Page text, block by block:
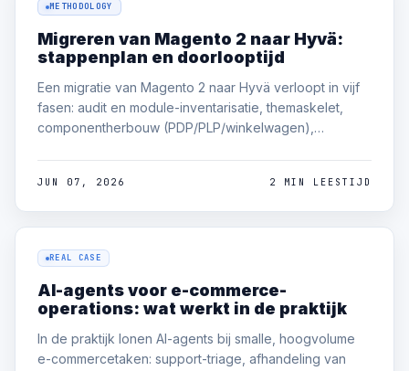
METHODOLOGY
Migreren van Magento 2 naar Hyvä:
stappenplan en doorlooptijd
Een migratie van Magento 2 naar Hyvä verloopt in vijf
fasen: audit en module-inventarisatie, themaskelet,
componentherbouw (PDP/PLP/winkelwagen),
checkout en externe Knockout-modules de meeste
inspanning vergen.
JUN 07, 2026 2 MIN LEESTIJD
REAL CASE
AI-agents voor e-commerce-
operations: wat werkt in de praktijk
In de praktijk lonen AI-agents bij smalle, hoogvolume
e-commercetaken: support-triage, afhandeling van